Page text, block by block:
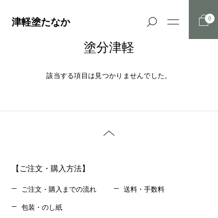
津軽塗たなか 0
塗分津軽
該当する項目は見つかりませんでした。
【ご注文・購入方法】
ご注文・購入までの流れ 送料・手数料
包装・のし紙